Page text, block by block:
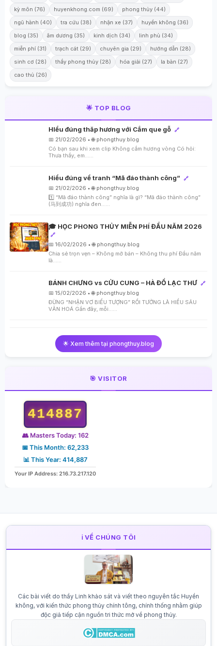
kỳ môn (76)
huyenkhong.com (69)
phong thủy (44)
ngũ hành (40)
tra cứu (38) nhận xe (37)
huyền không (36)
blog (35)
âm dương (35) kinh dịch (34)
linh phù (34)
miễn phí (31)
trạch cát (29) chuyên gia (29)
hướng dẫn (28)
sinh cơ (28)
thầy phong thủy (28) hóa giải (27)
la bàn (27)
cao thủ (26)
🌟 TOP BLOG
HIểu đúng thăp hương với Cắm que gỗ 🔗
📅 21/02/2026 • 🌐 phongthuy.blog
Có bạn sau khi xem clip Không cắm hương vòng Có hỏi:
Thưa thầy, em…...
Hiểu đúng về tranh “Mã đáo thành công” 🔗
📅 21/02/2026 • 🌐 phongthuy.blog
1️⃣ “Mã đáo thành công” nghĩa là gì? “Mã đáo thành công”
(马到成功) nghĩa đen…...
🎓 HỌC PHONG THỦY MIỄN PHÍ ĐẦU NĂM 2026
🔗
📅 16/02/2026 • 🌐 phongthuy.blog
Chia sẻ trọn vẹn – Không mở bán – Không thu phí Đầu năm
là…...
BÁNH CHƯNG vs CỬU CUNG – HÀ ĐỒ LẠC THƯ 🔗
📅 15/02/2026 • 🌐 phongthuy.blog
ĐỪNG “NHẬN VƠ BIỂU TƯỢNG” RỒI TƯỞNG LÀ HIỂU SÂU
VĂN HOÁ Gần đây, mỗi…...
🌟 Xem thêm tại phongthuy.blog
🎯 VISITOR
414887
👥 Masters Today: 162
📅 This Month: 62,233
📊 This Year: 414,887
Your IP Address: 216.73.217.120
ℹ️ VỀ CHÚNG TÔI
Các bài viết do thầy Linh khảo sát và viết theo nguyên tắc Huyền
không, với kiến thức phong thủy chính tông, chính thống nhằm giúp
độc giả tiếp cận nguồn tri thức mở về phong thủy.